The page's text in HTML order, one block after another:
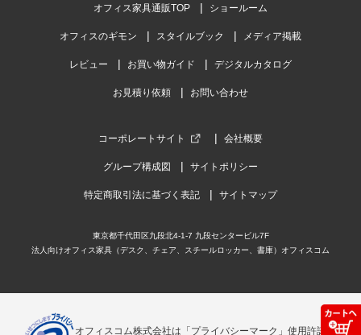
オフィス家具通販TOP ショールーム
オフィスのギモン スタイルブック メディア掲載
レビュー お買い物ガイド デジタルカタログ
お見積り依頼 お問い合わせ
コーポレートサイト 会社概要
グループ構成図 サイトポリシー
特定商取引法に基づく表記 サイトマップ
東京都千代田区九段北4-1-7 九段センタービル7F
法人向けオフィス家具（デスク、チェア、スチールロッカー、書庫）オフィスコム
オフィスコム株式会社は「プライバシーマーク」使用許諾事